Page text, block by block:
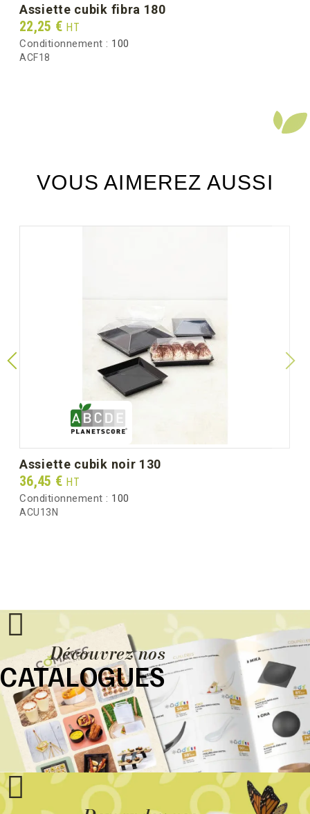
assiette cubik fibra 180
Prix
22,25 € HT
Conditionnement : 100
ACF18
VOUS AIMEREZ AUSSI
assiette cubik noir 130
Prix
36,45 € HT
Conditionnement : 100
ACU13N
Découvrez nos
CATALOGUES